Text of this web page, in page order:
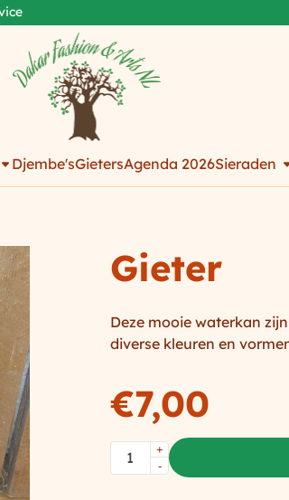
Djembe'sGietersAgenda 2026Sieraden
Gieter
Deze mooie waterkan
diverse kleuren en
€7,00
Aantal
+
-